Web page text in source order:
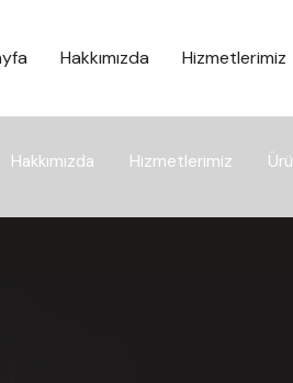
Hakkımızda Hizmetlerimiz
Hakkımızda Hizmetlerimiz